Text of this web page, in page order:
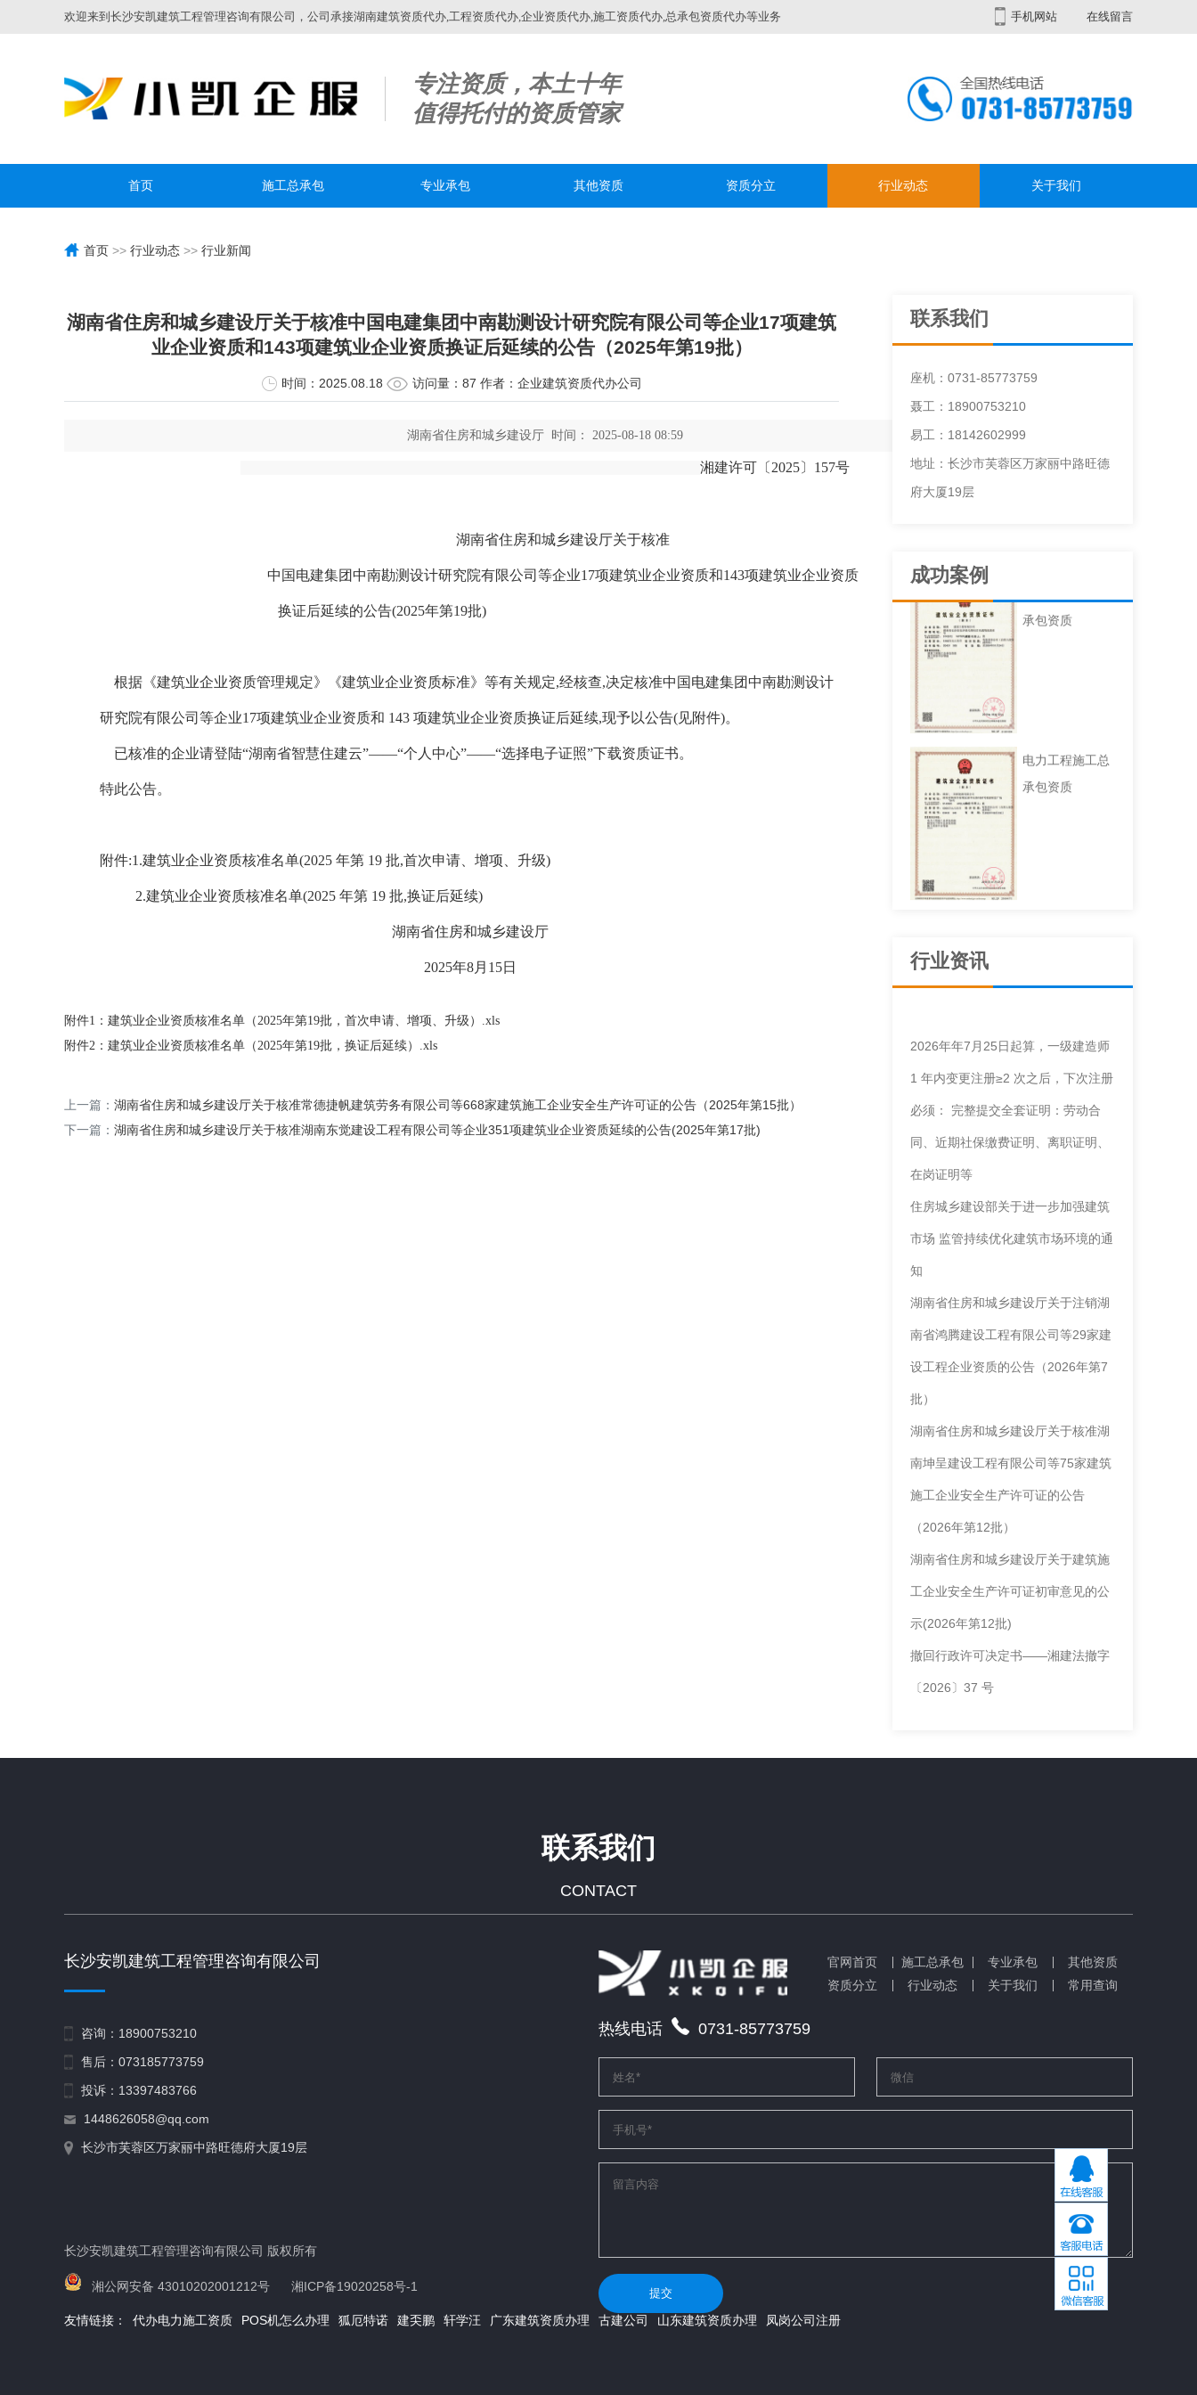
欢迎来到长沙安凯建筑工程管理咨询有限公司，公司承接湖南建筑资质代办,工程资质代办,企业资质代办,施工资质代办,总承包资质代办等业务 手机网站 在线留言
专注资质，本土十年
值得托付的资质管家
首页 施工总承包 专业承包 其他资质 资质分立 行业动态 关于我们
首页 >> 行业动态 >> 行业新闻
湖南省住房和城乡建设厅关于核准中国电建集团中南勘测设计研究院有限公司等企业17项建筑
业企业资质和143项建筑业企业资质换证后延续的公告（2025年第19批）
时间：2025.08.18 访问量：87 作者：企业建筑资质代办公司
湖南省住房和城乡建设厅 时间： 2025-08-18 08:59
湘建许可〔2025〕157号
湖南省住房和城乡建设厅关于核准
中国电建集团中南勘测设计研究院有限公司等企业17项建筑业企业资质和143项建筑业企业资质
换证后延续的公告(2025年第19批)
根据《建筑业企业资质管理规定》《建筑业企业资质标准》等有关规定,经核查,决定核准中国电建集团中南勘测设计
研究院有限公司等企业17项建筑业企业资质和 143 项建筑业企业资质换证后延续,现予以公告(见附件)。
已核准的企业请登陆“湖南省智慧住建云”——“个人中心”——“选择电子证照”下载资质证书。
特此公告。
附件:1.建筑业企业资质核准名单(2025 年第 19 批,首次申请、增项、升级)
2.建筑业企业资质核准名单(2025 年第 19 批,换证后延续)
湖南省住房和城乡建设厅
2025年8月15日
附件1：建筑业企业资质核准名单（2025年第19批，首次申请、增项、升级）.xls
附件2：建筑业企业资质核准名单（2025年第19批，换证后延续）.xls
上一篇： 湖南省住房和城乡建设厅关于核准常德捷帆建筑劳务有限公司等668家建筑施工企业安全生产许可证的公告（2025年第15批）
下一篇： 湖南省住房和城乡建设厅关于核准湖南东觉建设工程有限公司等企业351项建筑业企业资质延续的公告(2025年第17批)
联系我们
座机：0731-85773759
聂工：18900753210
易工：18142602999
地址：长沙市芙蓉区万家丽中路旺德
府大厦19层
成功案例
承包资质
电力工程施工总
承包资质
施工劳务不分等
级
行业资讯
2026年年7月25日起算，一级建造师
1 年内变更注册≥2 次之后，下次注册
必须： 完整提交全套证明：劳动合
同、近期社保缴费证明、离职证明、
在岗证明等
住房城乡建设部关于进一步加强建筑
市场 监管持续优化建筑市场环境的通
知
湖南省住房和城乡建设厅关于注销湖
南省鸿腾建设工程有限公司等29家建
设工程企业资质的公告（2026年第7
批）
湖南省住房和城乡建设厅关于核准湖
南坤呈建设工程有限公司等75家建筑
施工企业安全生产许可证的公告
（2026年第12批）
湖南省住房和城乡建设厅关于建筑施
工企业安全生产许可证初审意见的公
示(2026年第12批)
撤回行政许可决定书——湘建法撤字
〔2026〕37 号
联系我们
CONTACT
长沙安凯建筑工程管理咨询有限公司
咨询：18900753210
售后：073185773759
投诉：13397483766
1448626058@qq.com
长沙市芙蓉区万家丽中路旺德府大厦19层
长沙安凯建筑工程管理咨询有限公司 版权所有
湘公网安备 43010202001212号 湘ICP备19020258号-1
官网首页 施工总承包 专业承包
其他资质
资质分立
行业动态 关于我们 常用查询
热线电话 0731-85773759
提交
友情链接： 代办电力施工资质 POS机怎么办理 狐厄特诺 建奀鹏 轩学汪 广东建筑资质办理 古建公司 山东建筑资质办理 凤岗公司注册